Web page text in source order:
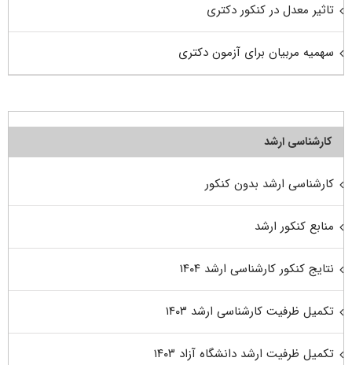
تاثیر معدل در کنکور دکتری
سهمیه مربیان برای آزمون دکتری
کارشناسی ارشد
کارشناسی ارشد بدون کنکور
منابع کنکور ارشد
نتایج کنکور کارشناسی ارشد ۱۴۰۴
تکمیل ظرفیت کارشناسی ارشد ۱۴۰۳
تکمیل ظرفیت ارشد دانشگاه آزاد ۱۴۰۳